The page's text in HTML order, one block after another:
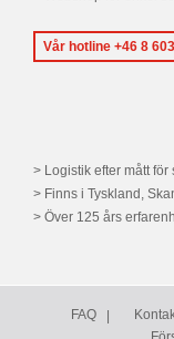
Vår hotline +46 8
Logistik efter mått
Finns i Tyskland,
Över 125 års
FAQ